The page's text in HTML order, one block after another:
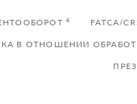
4 FATCA/
В ОТНОШЕНИИ